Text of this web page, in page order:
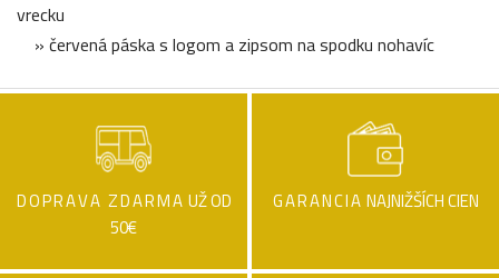
vrecku
» červená páska s logom a zipsom na spodku nohavíc
DOPRAVA ZDARMA UŽ OD
50€
GARANCIA NAJNIŽŠÍCH CIEN